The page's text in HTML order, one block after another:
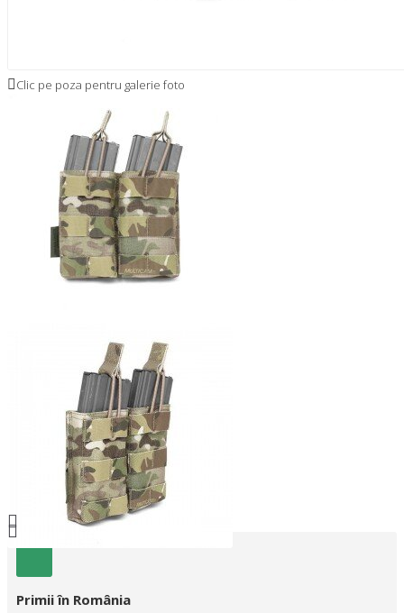
Clic pe poza pentru galerie foto
Primii în România